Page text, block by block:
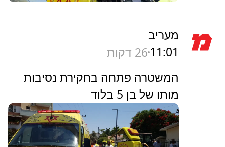
מעריב
11:01 26 דקות
המשטרה פתחה בחקירת נסיבות
מותו של בן 5 בלוד